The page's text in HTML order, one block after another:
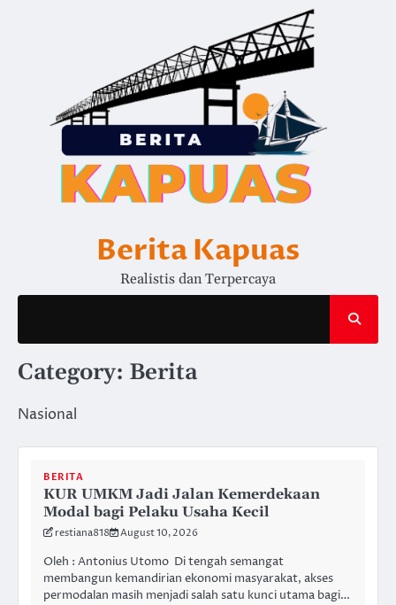
Berita Kapuas
Realistis dan Terpercaya
Category: Berita
Nasional
BERITA
KUR UMKM Jadi Jalan Kemerdekaan
Modal bagi Pelaku Usaha Kecil
restiana818 August 10, 2026
Oleh : Antonius Utomo Di tengah semangat
membangun kemandirian ekonomi masyarakat, akses
permodalan masih menjadi salah satu kunci utama bagi…